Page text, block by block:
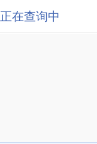
正在查询中